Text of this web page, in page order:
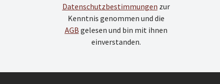
Datenschutzbestimmungen zur
Kenntnis genommen und die
AGB gelesen und bin mit ihnen
einverstanden.